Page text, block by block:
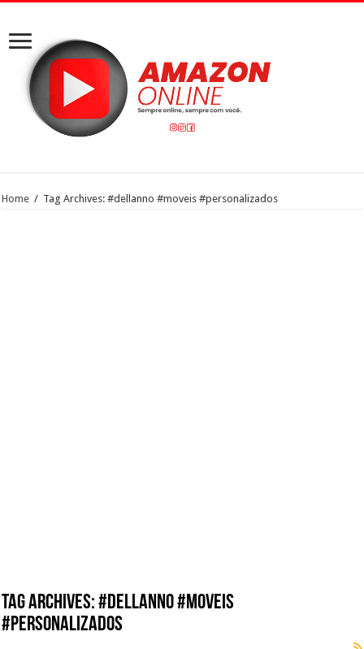
Home / Tag Archives: #dellanno #moveis #personalizados
Tag Archives:#dellanno #moveis
#personalizados